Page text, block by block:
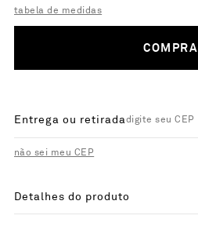
tabela de medidas
Entrega ou retirada
não sei meu CEP
Detalhes do produto